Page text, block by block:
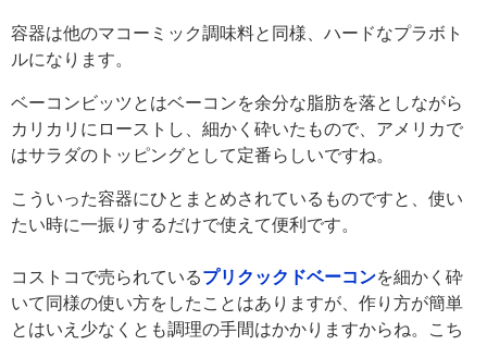
容器は他のマコーミック調味料と同様、ハードなプラボト
ルになります。
ベーコンビッツとはベーコンを余分な脂肪を落としながら
カリカリにローストし、細かく砕いたもので、アメリカで
はサラダのトッピングとして定番らしいですね。
こういった容器にひとまとめされているものですと、使い
たい時に一振りするだけで使えて便利です。
コストコで売られているプリクックドベーコンを細かく砕
いて同様の使い方をしたことはありますが、作り方が簡単
とはいえ少なくとも調理の手間はかかりますからね。こち